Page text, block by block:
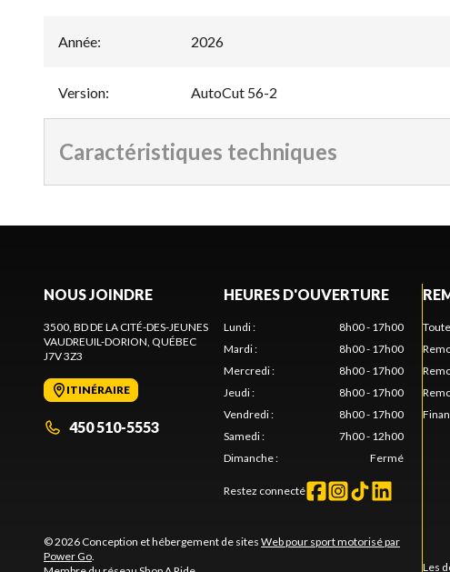
Année: 2026
Version: AutoCut 56-2
Caractéristiques techniques
NOUS JOINDRE
3500, BD DE LA CITÉ-DES-JEUNES
VAUDREUIL-DORION, QUÉBEC
J7V 3Z3
ITINÉRAIRE
450 510-5553
HEURES D'OUVERTURE
Lundi:
8h00 - 17h00
Mardi:
8h00 - 17h00
Mercredi:
8h00 - 17h00
Jeudi:
8h00 - 17h00
Vendredi:
8h00 - 17h00
Samedi:
7h00 - 12h00
Dimanche: Fermé
Restez connecté
© 2026 Conception et hébergement de sites Web pour sport motorisé par
Power Go.
Les